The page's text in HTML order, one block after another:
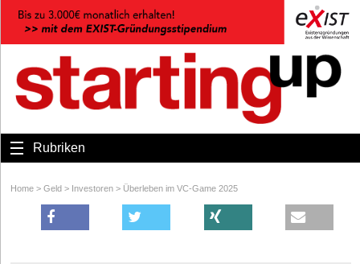
Rubriken
Home > Geld > Investoren > Überleben im VC-Game 2025